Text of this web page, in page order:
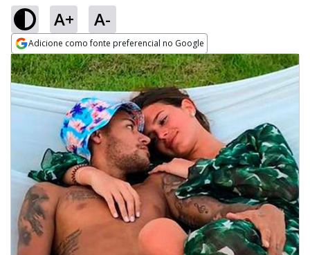
A+ A-
Adicione como fonte preferencial no Google
Opens in new window